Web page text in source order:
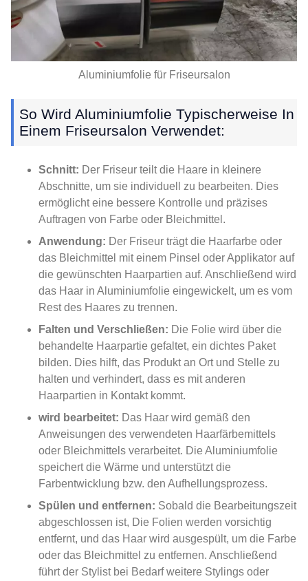
Aluminiumfolie für Friseursalon
So Wird Aluminiumfolie Typischerweise In
Einem Friseursalon Verwendet:
Schnitt: Der Friseur teilt die Haare in kleinere
Abschnitte, um sie individuell zu bearbeiten. Dies
ermöglicht eine bessere Kontrolle und präzises
Auftragen von Farbe oder Bleichmittel.
Anwendung: Der Friseur trägt die Haarfarbe oder
das Bleichmittel mit einem Pinsel oder Applikator auf
die gewünschten Haarpartien auf. Anschließend wird
das Haar in Aluminiumfolie eingewickelt, um es vom
Rest des Haares zu trennen.
Falten und Verschließen: Die Folie wird über die
behandelte Haarpartie gefaltet, ein dichtes Paket
bilden. Dies hilft, das Produkt an Ort und Stelle zu
halten und verhindert, dass es mit anderen
Haarpartien in Kontakt kommt.
wird bearbeitet: Das Haar wird gemäß den
Anweisungen des verwendeten Haarfärbemittels
oder Bleichmittels verarbeitet. Die Aluminiumfolie
speichert die Wärme und unterstützt die
Farbentwicklung bzw. den Aufhellungsprozess.
Spülen und entfernen: Sobald die Bearbeitungszeit
abgeschlossen ist, Die Folien werden vorsichtig
entfernt, und das Haar wird ausgespült, um die Farbe
oder das Bleichmittel zu entfernen. Anschließend
führt der Stylist bei Bedarf weitere Stylings oder